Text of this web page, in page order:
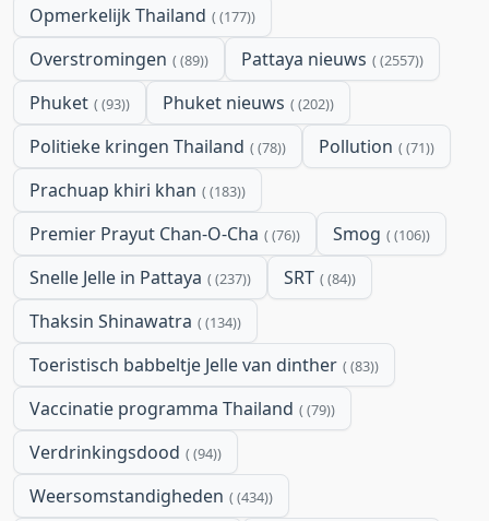
Opmerkelijk Thailand (177)
Overstromingen (89) Pattaya nieuws (2557)
Phuket (93) Phuket nieuws (202)
Politieke kringen Thailand (78) Pollution (71)
Prachuap khiri khan (183)
Premier Prayut Chan-O-Cha (76) Smog (106)
Snelle Jelle in Pattaya (237) SRT (84)
Thaksin Shinawatra (134)
Toeristisch babbeltje Jelle van dinther (83)
Vaccinatie programma Thailand (79)
Verdrinkingsdood (94)
Weersomstandigheden (434)